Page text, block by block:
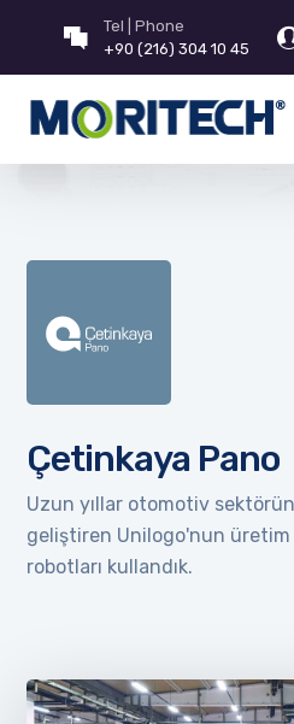
Tel | Phone
+90 (216) 304 10 45
Çetinkaya Pano
Uzun yıllar otomotiv
geliştiren Unilogo'nun
robotları kullandık.